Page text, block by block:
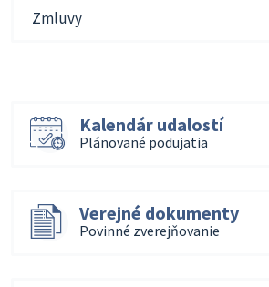
Zmluvy
Kalendár udalostí
Plánované podujatia
Verejné dokumenty
Povinné zverejňovanie